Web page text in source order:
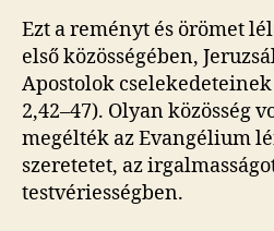
Ezt a reményt és örömet
első közösségében,
Apostolok
2,42–47). Olyan közösség
megélték az Evangélium
szeretetet, az
testvériességben.